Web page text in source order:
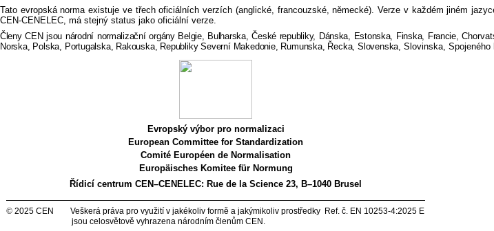
Tato evropská norma existuje ve třech oficiálních verzích (anglické, francouzské, německé). Verze v každém jiném
CEN-CENELEC, má stejný status jako oficiální verze.
Členy CEN jsou národní normalizační orgány Belgie, Bulharska, České republiky, Dánska, Estonska, Finska, Francie,
Norska, Polska, Portugalska, Rakouska, Republiky Severní Makedonie, Rumunska, Řecka, Slovenska , Slovinska,
Evropský výbor pro normalizaci
European Committee for Standardization
Comité Européen de Normalisation
Europäisches Komitee für Normung
Řídicí centrum CEN–CENELEC: Rue de la Science 23, B–1040 Brusel
© 2025 CEN Veškerá práva pro využití v jakékoliv formě a jakýmikoliv prostředky Ref. č. EN 10253-4:2025 E
jsou celosvětově vyhrazena národním členům CEN.